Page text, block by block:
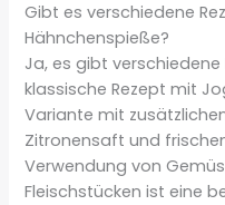
Gibt es verschiedene
Hähnchenspieße?
Ja, es gibt
klassische Rezept mit
Variante mit
Zitronensaft und
Verwendung von
Fleischstücken ist eine